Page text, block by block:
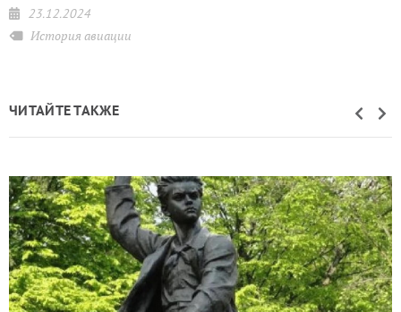
23.12.2024
История авиации
ЧИТАЙТЕ ТАКЖЕ